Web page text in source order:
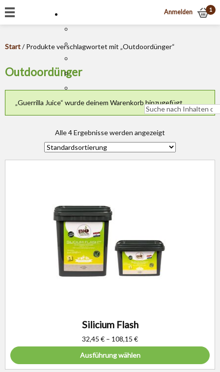
Anmelden 1
Start/ Produkte verschlagwortet mit „Outdoordünger“
Outdoordünger
„Guerrilla Juice“ wurde deinem Warenkorb hinzugefügt.
Alle 4 Ergebnisse werden angezeigt
Silicium Flash
32,45 € – 108,15 €
Ausführung wählen